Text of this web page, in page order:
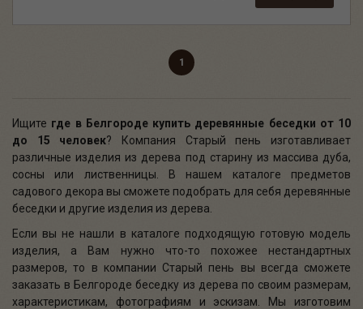
1
Ищите где в Белгороде купить деревянные беседки от 10
до 15 человек? Компания Старый пень изготавливает
различные изделия из дерева под старину из массива дуба,
сосны или лиственницы. В нашем каталоге предметов
садового декора вы сможете подобрать для себя деревянные
беседки и другие изделия из дерева.
Если вы не нашли в каталоге подходящую готовую модель
изделия, а Вам нужно что-то похожее нестандартных
размеров, то в компании Старый пень вы всегда сможете
заказать в Белгороде беседку из дерева по своим размерам,
характеристикам, фотографиям и эскизам. Мы изготовим